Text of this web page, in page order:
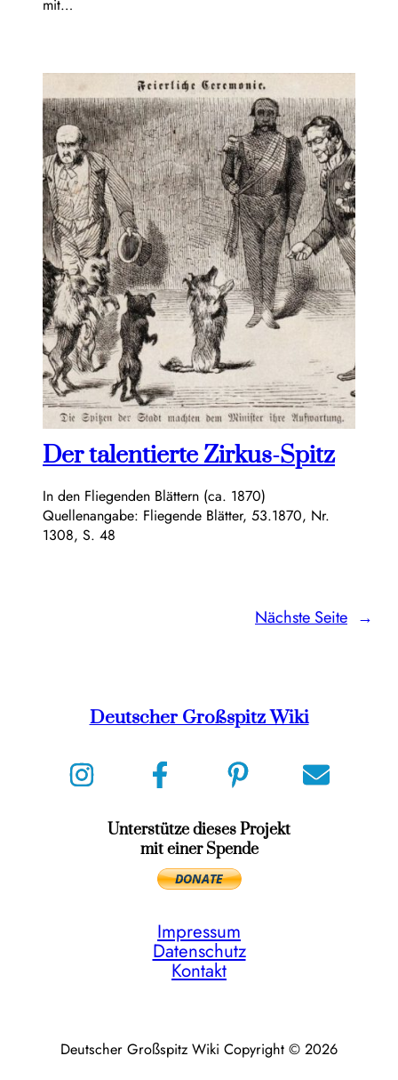
mit…
Der talentierte Zirkus-Spitz
In den Fliegenden Blättern (ca. 1870)
Quellenangabe: Fliegende Blätter, 53.1870, Nr.
1308, S. 48
Nächste Seite →
Deutscher Großspitz Wiki
Unterstütze dieses Projekt
mit einer Spende
Impressum
Datenschutz
Kontakt
Deutscher Großspitz Wiki Copyright © 2026